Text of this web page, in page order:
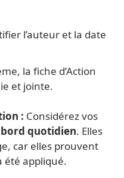
l’auteur et la date
la fiche d’Action
et jointe.
: Considérez vos
quotidien. Elles
car elles prouvent
été appliqué.